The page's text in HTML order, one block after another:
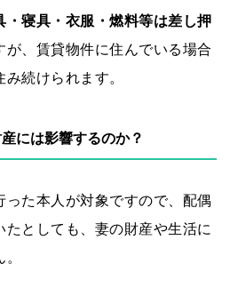
・寝具・衣服・燃料等は差し押
が、賃貸物件に住んでいる場合
続けられます。
には影響するのか？
た本人が対象ですので、配偶
としても、妻の財産や生活に